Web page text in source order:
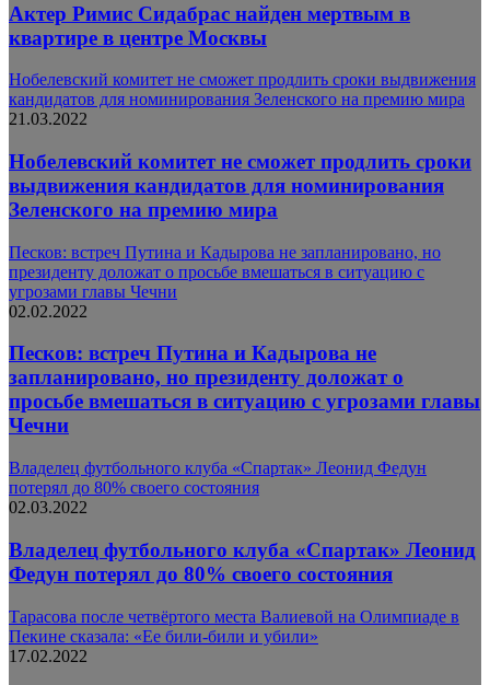
Актер Римис Сидабрас найден мертвым в
квартире в центре Москвы
Нобелевский комитет не сможет продлить сроки выдвижения
кандидатов для номинирования Зеленского на премию мира
21.03.2022
Нобелевский комитет не сможет продлить сроки
выдвижения кандидатов для номинирования
Зеленского на премию мира
Песков: встреч Путина и Кадырова не запланировано, но
президенту доложат о просьбе вмешаться в ситуацию с
угрозами главы Чечни
02.02.2022
Песков: встреч Путина и Кадырова не
запланировано, но президенту доложат о
просьбе вмешаться в ситуацию с угрозами главы
Чечни
Владелец футбольного клуба «Спартак» Леонид Федун
потерял до 80% своего cостояния
02.03.2022
Владелец футбольного клуба «Спартак» Леонид
Федун потерял до 80% своего cостояния
Тарасова после четвёртого места Валиевой на Олимпиаде в
Пекине сказала: «Ее били-били и убили»
17.02.2022